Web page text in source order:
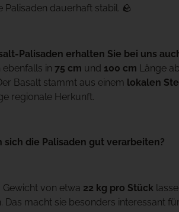
Palisaden dauerhaft stabil. 🪨
Palisaden erhalten Sie bei uns
ebenfalls in 75 cm und 100 cm Länge
Basalt stammt aus einem lokalen
regionale Herkunft.
sich die Palisaden gut verarbeiten?
Gewicht von etwa 22 kg pro Stück
Das macht sie besonders interessant